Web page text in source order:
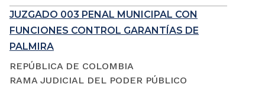
JUZGADO 003 PENAL MUNICIPAL CON
FUNCIONES CONTROL GARANTÍAS DE
PALMIRA
REPÚBLICA DE COLOMBIA
RAMA JUDICIAL DEL PODER PÚBLICO